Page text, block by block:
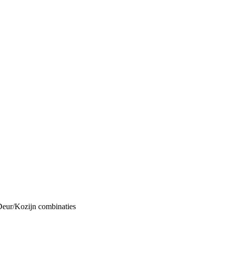
Kozijn combinaties